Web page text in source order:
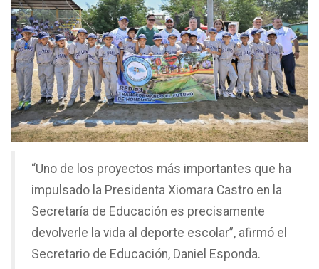
“Uno de los proyectos más importantes que ha
impulsado la Presidenta Xiomara Castro en la
Secretaría de Educación es precisamente
devolverle la vida al deporte escolar”, afirmó el
Secretario de Educación, Daniel Esponda.